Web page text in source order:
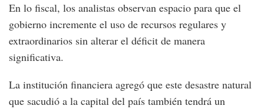
En lo fiscal, los analistas observan espacio para que el
gobierno incremente el uso de recursos regulares y
extraordinarios sin alterar el déficit de manera
significativa.
La institución financiera agregó que este desastre natural
que sacudió a la capital del país también tendrá un